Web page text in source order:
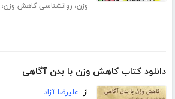
وزن،روانشناسی کاهش وزن
دانلود کتاب کاهش وزن با بدن آگاهی
از: علیرضا آزاد